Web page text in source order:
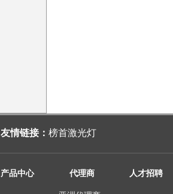
产品中心 代理商 人才招聘
友情链接： 榜首激光灯